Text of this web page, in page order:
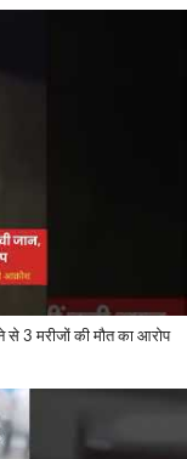
से 3 मरीजों की मौत का आरोप